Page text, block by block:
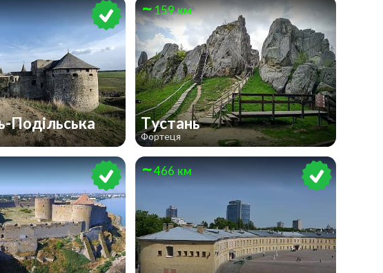
Подільська
159 км
Тустань
Фортеця
466 км